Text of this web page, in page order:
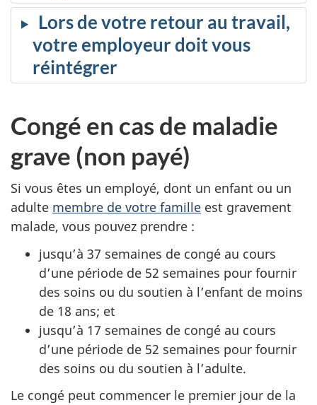
Lors de votre retour au travail,
votre employeur doit vous
réintégrer
Congé en cas de maladie
grave (non payé)
Si vous êtes un employé, dont un enfant ou un
adulte membre de votre famille est gravement
malade, vous pouvez prendre :
jusqu’à 37 semaines de congé au cours
d’une période de 52 semaines pour fournir
des soins ou du soutien à l’enfant de moins
de 18 ans; et
jusqu’à 17 semaines de congé au cours
d’une période de 52 semaines pour fournir
des soins ou du soutien à l’adulte.
Le congé peut commencer le premier jour de la